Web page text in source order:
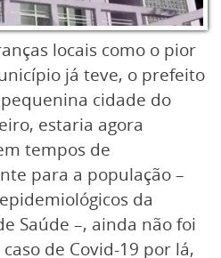
locais como o pior
já teve, o prefeito
cidade do
estaria agora
tempos de
para a população –
da
Saúde –, ainda não foi
de Covid-19 por lá,